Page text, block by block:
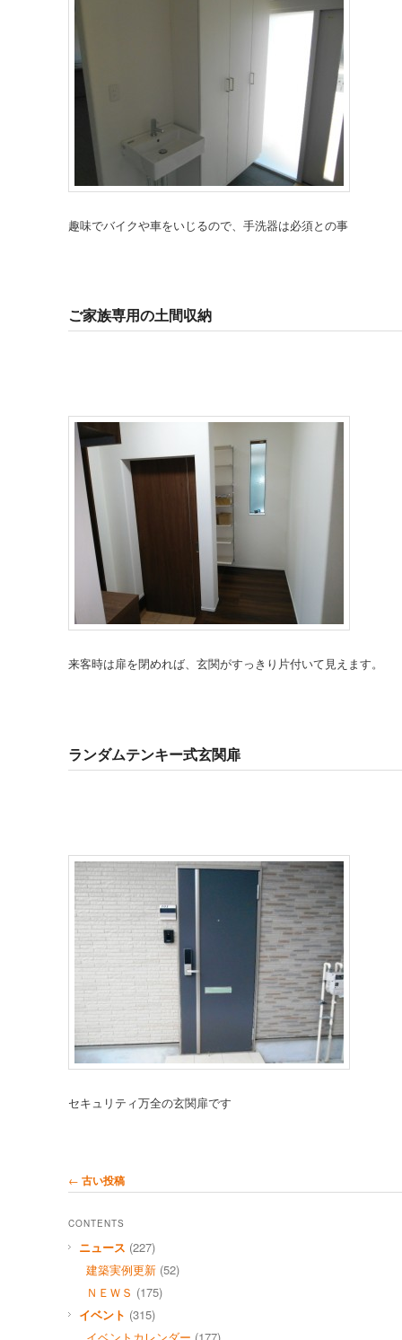
趣味でバイクや車をいじるので、手洗器は必須との事
ご家族専用の土間収納
来客時は扉を閉めれば、玄関がすっきり片付いて見えます。
ランダムテンキー式玄関扉
セキュリティ万全の玄関扉です
投稿ナビゲーション
← 古い投稿
CONTENTS
ニュース (227)
建築実例更新 (52)
ＮＥＷＳ (175)
イベント (315)